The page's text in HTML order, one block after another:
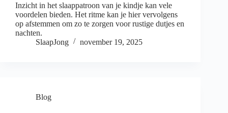
Inzicht in het slaappatroon van je kindje kan vele
voordelen bieden. Het ritme kan je hier vervolgens
op afstemmen om zo te zorgen voor rustige dutjes en
nachten.
SlaapJong
november 19, 2025
Blog